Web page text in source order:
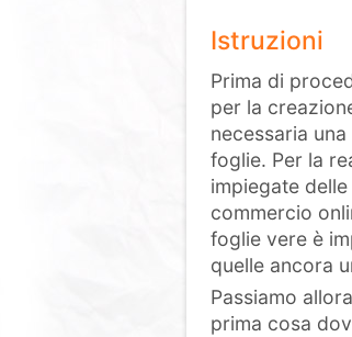
Istruzioni
Prima di
per la
necessaria
foglie. Per la
impiegate
commercio
foglie vere è
quelle ancora
Passiamo
prima cosa